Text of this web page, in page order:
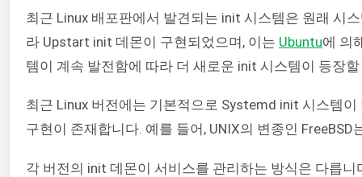
최근 Linux 배포판에서 발견되는 init 시스템은 원래 시
라 Upstart init 데몬이 구현되었으며, 이는 Ubuntu에 의
템이 계속 발전함에 따라 더 새로운 init 시스템이 등장
최근 Linux 버전에는 기본적으로 Systemd init 시스템
구현이 존재합니다. 예를 들어, UNIX의 변종인
각 버전의 init 데몬이 서비스를 관리하는 방식은 다릅